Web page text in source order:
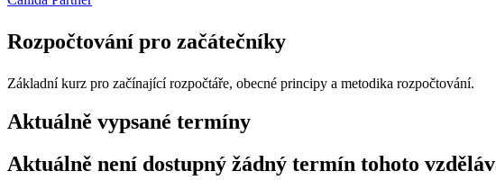
Rozpočtování pro začátečníky
Základní kurz pro začínající rozpočtáře, obecné principy a metodika rozpočtování.
Aktuálně vypsané termíny
Aktuálně není dostupný žádný termín tohoto